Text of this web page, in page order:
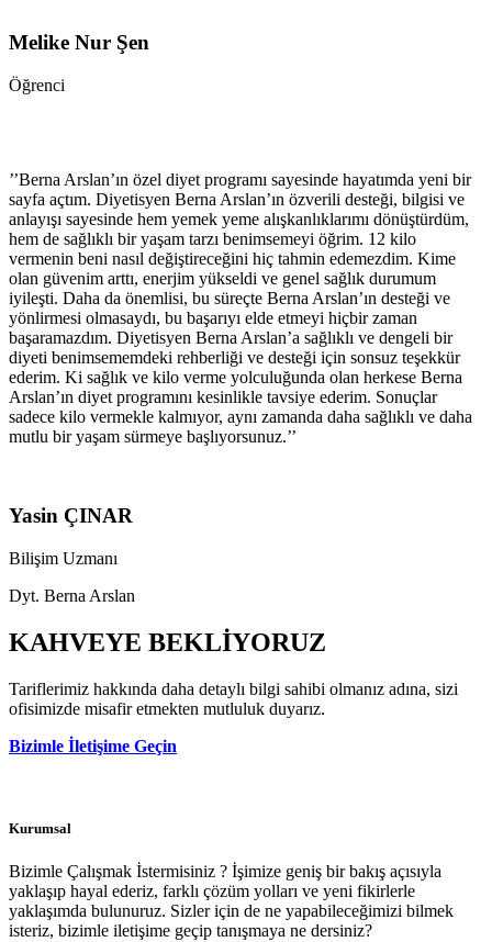
Melike Nur Şen
Öğrenci
’’Berna Arslan’ın özel diyet programı sayesinde hayatımda yeni bir
sayfa açtım. Diyetisyen Berna Arslan’ın özverili desteği, bilgisi ve
anlayışı sayesinde hem yemek yeme alışkanlıklarımı dönüştürdüm,
hem de sağlıklı bir yaşam tarzı benimsemeyi öğrim. 12 kilo
vermenin beni nasıl değiştireceğini hiç tahmin edemezdim. Kime
olan güvenim arttı, enerjim yükseldi ve genel sağlık durumum
iyileşti. Daha da önemlisi, bu süreçte Berna Arslan’ın desteği ve
yönlirmesi olmasaydı, bu başarıyı elde etmeyi hiçbir zaman
başaramazdım. Diyetisyen Berna Arslan’a sağlıklı ve dengeli bir
diyeti benimsememdeki rehberliği ve desteği için sonsuz teşekkür
ederim. Ki sağlık ve kilo verme yolculuğunda olan herkese Berna
Arslan’ın diyet programını kesinlikle tavsiye ederim. Sonuçlar
sadece kilo vermekle kalmıyor, aynı zamanda daha sağlıklı ve daha
mutlu bir yaşam sürmeye başlıyorsunuz.’’
Yasin ÇINAR
Bilişim Uzmanı
Dyt. Berna Arslan
KAHVEYE BEKLİYORUZ
Tariflerimiz hakkında daha detaylı bilgi sahibi olmanız adına, sizi
ofisimizde misafir etmekten mutluluk duyarız.
Bizimle İletişime Geçin
Kurumsal
Bizimle Çalışmak İstermisiniz ? İşimize geniş bir bakış açısıyla
yaklaşıp hayal ederiz, farklı çözüm yolları ve yeni fikirlerle
yaklaşımda bulunuruz. Sizler için de ne yapabileceğimizi bilmek
isteriz, bizimle iletişime geçip tanışmaya ne dersiniz?